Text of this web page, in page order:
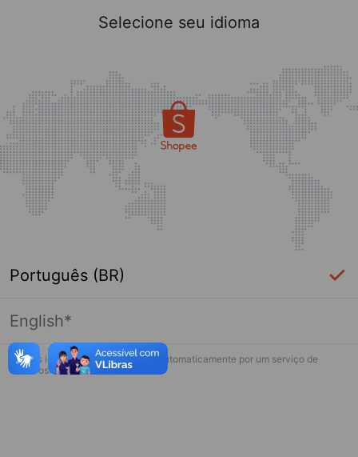
Página indisponível
Desculpe, algo deu errado. Faça login
Selecione seu idioma
Português (BR)
English*
* Esses idiomas serão traduzidos automaticamente por um serviço de
terceiros.